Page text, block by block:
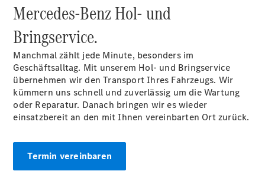
Sprinter
Pritschenfahrzeug
eSprinter
Pritschenfahrzeug
- elektrisch
Sprinter
Fahrgestell
eSprinter
Fahrgestell
- elektrisch
Mercedes-Benz Hol- und
Bringservice.
Manchmal zählt jede Minute, besonders im
Geschäftsalltag. Mit unserem Hol- und Bringservice
übernehmen wir den Transport Ihres Fahrzeugs. Wir
kümmern uns schnell und zuverlässig um die Wartung
oder Reparatur. Danach bringen wir es wieder
einsatzbereit an den mit Ihnen vereinbarten Ort zurück.
Termin vereinbaren